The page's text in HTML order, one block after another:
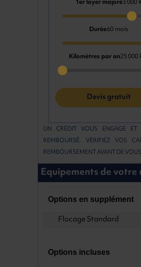
1er loyer majoré3 000
Durée60 mois
Kilomètres par an25 000
Devis gratuit
UN CRÉDIT VOUS ENGAGE ET
REMBOURSÉ. VÉRIFIEZ VOS
REMBOURSEMENT AVANT DE
Equipements de
Options en supplément
Flocage Standard
Options incluses